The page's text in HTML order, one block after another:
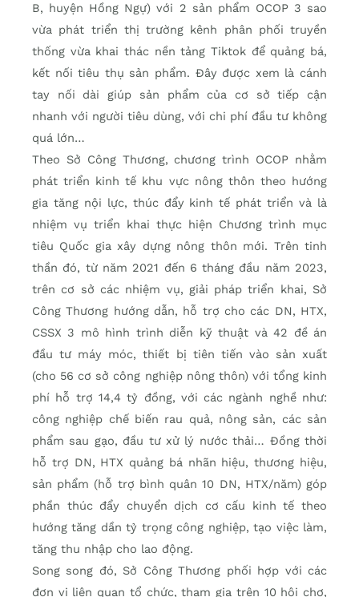
B, huyện Hồng Ngự) với 2 sản phẩm OCOP 3 sao
vừa phát triển thị trường kênh phân phối truyền
thống vừa khai thác nền tảng Tiktok để quảng bá,
kết nối tiêu thụ sản phẩm. Đây được xem là cánh
tay nối dài giúp sản phẩm của cơ sở tiếp cận
nhanh với người tiêu dùng, với chi phí đầu tư không
quá lớn…
Theo Sở Công Thương, chương trình OCOP nhằm
phát triển kinh tế khu vực nông thôn theo hướng
gia tăng nội lực, thúc đẩy kinh tế phát triển và là
nhiệm vụ triển khai thực hiện Chương trình mục
tiêu Quốc gia xây dựng nông thôn mới. Trên tinh
thần đó, từ năm 2021 đến 6 tháng đầu năm 2023,
trên cơ sở các nhiệm vụ, giải pháp triển khai, Sở
Công Thương hướng dẫn, hỗ trợ cho các DN, HTX,
CSSX 3 mô hình trình diễn kỹ thuật và 42 đề án
đầu tư máy móc, thiết bị tiên tiến vào sản xuất
(cho 56 cơ sở công nghiệp nông thôn) với tổng kinh
phí hỗ trợ 14,4 tỷ đồng, với các ngành nghề như:
công nghiệp chế biến rau quả, nông sản, các sản
phẩm sau gạo, đầu tư xử lý nước thải… Đồng thời
hỗ trợ DN, HTX quảng bá nhãn hiệu, thương hiệu,
sản phẩm (hỗ trợ bình quân 10 DN, HTX/năm) góp
phần thúc đẩy chuyển dịch cơ cấu kinh tế theo
hướng tăng dần tỷ trọng công nghiệp, tạo việc làm,
tăng thu nhập cho lao động.
Song song đó, Sở Công Thương phối hợp với các
đơn vị liên quan tổ chức, tham gia trên 10 hội chợ,